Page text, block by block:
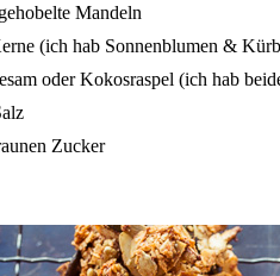
Mandeln
(ich hab Sonnenblumen &
oder Kokosraspel (ich hab
Zucker